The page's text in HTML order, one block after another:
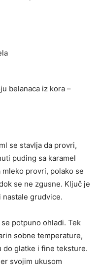
belanaca iz kora –
se stavlja da provri,
puding sa karamel
mleko provri, polako se
se ne zgusne. Ključ je
nastale grudvice.
potpuno ohladi. Tek
sobne temperature,
do glatke i fine teksture.
svojim ukusom